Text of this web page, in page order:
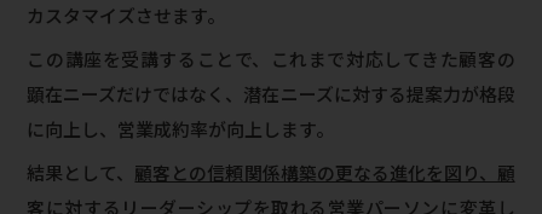
カスタマイズさせます。
この講座を受講することで、これまで対応してきた顧客の
顕在ニーズだけではなく、潜在ニーズに対する提案力が格段
に向上し、営業成約率が向上します。
結果として、 顧客との信頼関係構築の更なる進化を図り、顧
客に対するリーダーシップを取れる営業パーソンに変革し